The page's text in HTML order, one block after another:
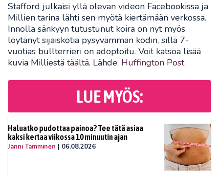
Stafford julkaisi yllä olevan videon Facebookissa ja
Millien tarina lähti sen myötä kiertämään verkossa.
Innolla sänkyyn tutustunut koira on nyt myös
löytänyt sijaiskotia pysyvämmän kodin, sillä 7-
vuotias bullterrieri on adoptoitu. Voit katsoa lisää
kuvia Milliestä täältä. Lähde: Huffington Post
LUE MYÖS:
Haluatko pudottaa painoa? Tee tätä asiaa
kaksi kertaa viikossa 10 minuutin ajan
Janni Tamminen | 06.08.2026